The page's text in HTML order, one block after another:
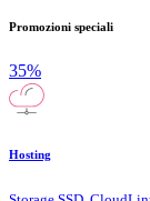
Promozioni speciali
35%
Hosting